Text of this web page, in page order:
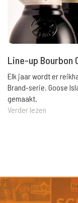
Line-up Bourbon
Elk jaar wordt er
Brand-serie. Goose
gemaakt.
Verder lezen